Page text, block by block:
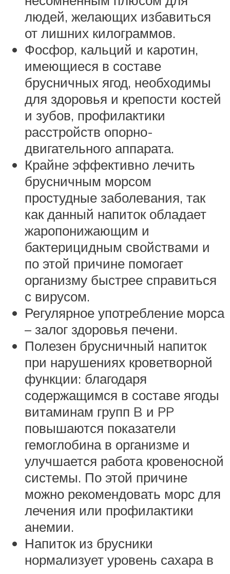
людей, желающих избавиться
от лишних килограммов.
Фосфор, кальций и каротин,
имеющиеся в составе
брусничных ягод, необходимы
для здоровья и крепости костей
и зубов, профилактики
расстройств опорно-
двигательного аппарата.
Крайне эффективно лечить
брусничным морсом
простудные заболевания, так
как данный напиток обладает
жаропонижающим и
бактерицидным свойствами и
по этой причине помогает
организму быстрее справиться
с вирусом.
Регулярное употребление морса
– залог здоровья печени.
Полезен брусничный напиток
при нарушениях кроветворной
функции: благодаря
содержащимся в составе ягоды
витаминам групп B и PP
повышаются показатели
гемоглобина в организме и
улучшается работа кровеносной
системы. По этой причине
можно рекомендовать морс для
лечения или профилактики
анемии.
Напиток из брусники
нормализует уровень сахара в